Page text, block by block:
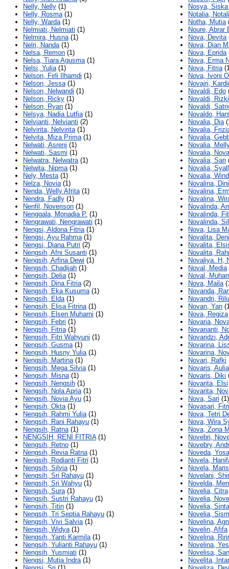
Nelly, Nelly (1)
Nelly, Rosma(1)
Nelly, Warda(1)
Nelmiati, Nelmiati (1)
Nelmira, Husna(1)
Nelri, Nanda(1)
Nelsa, Remon (1)
Nelsa, Tiara Agusma(1)
Nelsi, Yulia(1)
Nelson, Firli Ilhamdi (1)
Nelson, Jessa(1)
Nelson, Nelwandi (1)
Nelson, Ricky (1)
Nelson, Ryan (1)
Nelsya, Nadia Lutfia(1)
Nelvianti, Nelvianti (2)
Nelvirita, Nelvirita(1)
Nelvita, Miza Prima(1)
Nelwati, Asreni (1)
Nelwati, Sasmi (1)
Nelwatra, Nelwatra(1)
Nelwita, Nipma(1)
Nely, Mesta(1)
Nelza, Novia(1)
Nenda, Welly Afrita(1)
Nendra, Fadly (1)
Nenfil, Noverison (1)
Nenggala, Monadia P. (1)
Nengrawati, Nengrawati (1)
Nengsi, Aldona Fitria(1)
Nengsi, Ayu Rahma(1)
Nengsi, Diana Putri (2)
Nengsih, Afni Susanti (1)
Nengsih, Arfina Dewi (1)
Nengsih, Chadijah (1)
Nengsih, Delia(1)
Nengsih, Dina Fitria(2)
Nengsih, Eka Kusuma(1)
Nengsih, Elda(1)
Nengsih, Elisa Fitrina(1)
Nengsih, Elsen Muharni (1)
Nengsih, Febri (1)
Nengsih, Fitria(1)
Nengsih, Fitri Wahyuni (1)
Nengsih, Gusma(1)
Nengsih, Husny Yulia(1)
Nengsih, Martina(1)
Nengsih, Mega Silvia(1)
Nengsih, Misna(1)
Nengsih, Nengsih (1)
Nengsih, Nola Apria(1)
Nengsih, Novia Ayu (1)
Nengsih, Okta(1)
Nengsih, Rahmi Yulia(1)
Nengsih, Rani Rahayu (1)
Nengsih, Ratna(1)
NENGSIH, RENI FITRIA(1)
Nengsih, Retno (1)
Nengsih, Revia Ratna(1)
Nengsih, Rodianti Fitri (1)
Nengsih, Silvia(1)
Nengsih, Sri Rahayu (1)
Nengsih, Sri Wahyu (1)
Nengsih, Sura(1)
Nengsih, Sustri Rahayu (1)
Nengsih, Titin (1)
Nengsih, Tri Septia Rahayu (1)
Nengsih, Vivi Salvia(1)
Nengsih, Widya(1)
Nengsih, Yanti Karmila(1)
Nengsih, Yulianti Rahayu (1)
Nengsih, Yusmiati (1)
Nengsi, Mutia Indra(1)
Nosya,
Notalia,
Notha, Mutia
Noure, Abrar
Nova, Devita
Nova, Dian
Nova, Eprida
Nova, Erma
Nova, Fitria
Nova, Ivoni
Novajri,
Novaldi, Edo
Novaldi, Rizki
Novaldi,
Novaldo,
Novalia, Dia
Novalia,
Novalia,
Novalia,
Novalia,
Novalia, Sari
Novalia,
Novalia,
Novalina, Dini
Novalina,
Novalina,
Novalinda,
Novalinda,
Novalinda,
Nova, Lisa
Novalita, Deni
Novalita,
Novalita,
Novaliya. H,
Noval, Media
Noval,
Nova, Maila
Novanda,
Novandri,
Novan, Yan
Nova, Regiza
Novaria,
Novarianti,
Novaridzi,
Novarina,
Novarina,
Novari, Rafki
Novaris, Aulia
Novaris, Diki
Novarita, Elsi
Novarita,
Nova, Sari (1)
Novasari,
Nova, Tetri
Nova, Wira
Nova, Zona
Novebri,
Novebry,
Noveda,
Novela,
Novela,
Novelani,
Novelda,
Novelia, Citra
Novelia,
Novelia, Sinta
Novelia,
Novelina,
Novelin, Afifa
Novelina,
Novelina,
Novelisa,
Novelita,